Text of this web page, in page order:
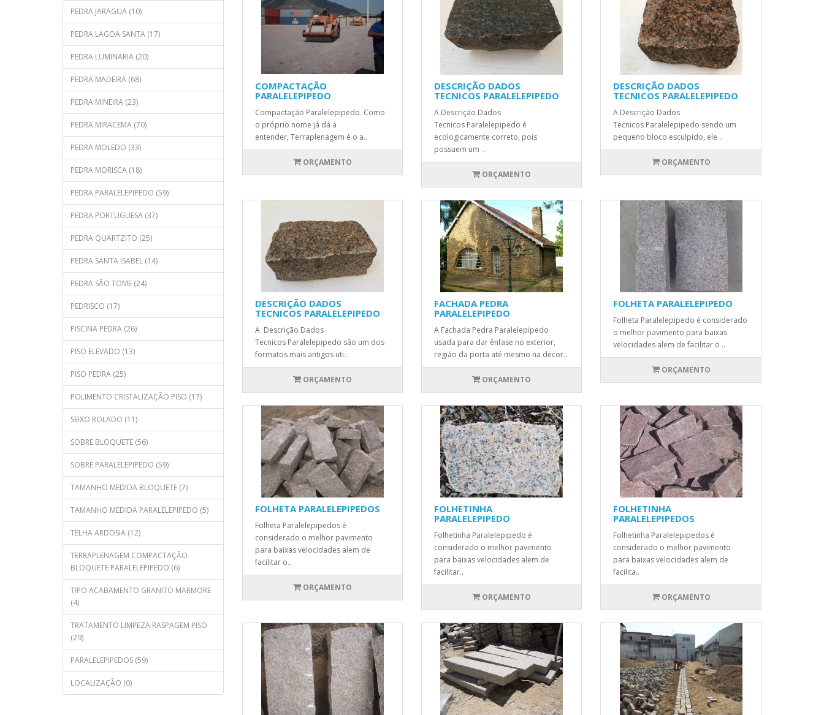
PEDRA JARAGUA (10)
PEDRA LAGOA SANTA (17)
PEDRA LUMINARIA (20)
PEDRA MADEIRA (68)
PEDRA MINEIRA (23)
PEDRA MIRACEMA (70)
PEDRA MOLEDO (33)
PEDRA MORISCA (18)
PEDRA PARALELEPIPEDO (59)
PEDRA PORTUGUESA (37)
PEDRA QUARTZITO (25)
PEDRA SANTA ISABEL (14)
PEDRA SÃO TOME (24)
PEDRISCO (17)
PISCINA PEDRA (26)
PISO ELEVADO (13)
PISO PEDRA (25)
POLIMENTO CRISTALIZAÇÃO PISO (17)
SEIXO ROLADO (11)
SOBRE BLOQUETE (56)
SOBRE PARALELEPIPEDO (59)
TAMANHO MEDIDA BLOQUETE (7)
TAMANHO MEDIDA PARALELEPIPEDO (5)
TELHA ARDOSIA (12)
TERRAPLENAGEM COMPACTAÇÃO
BLOQUETE PARALELEPIPEDO (6)
TIPO ACABAMENTO GRANITO MARMORE
(4)
TRATAMENTO LIMPEZA RASPAGEM PISO
(29)
PARALELEPIPEDOS (59)
LOCALIZAÇÃO (0)
COMPACTAÇÃO
PARALELEPIPEDO
Compactação Paralelepipedo. Como
o próprio nome já dá a
entender, Terraplenagem é o a..
ORÇAMENTO
DESCRIÇÃO DADOS
TECNICOS PARALELEPIPEDO
A Descrição Dados
Tecnicos Paralelepipedo é
ecologicamente correto, pois
possuem um ..
ORÇAMENTO
DESCRIÇÃO DADOS
TECNICOS PARALELEPIPEDO
A Descrição Dados
Tecnicos Paralelepipedo sendo um
pequeno bloco esculpido, ele ..
ORÇAMENTO
DESCRIÇÃO DADOS
TECNICOS PARALELEPIPEDO
A Descrição Dados
Tecnicos Paralelepipedo são um dos
formatos mais antigos uti..
ORÇAMENTO
FACHADA PEDRA
PARALELEPIPEDO
A Fachada Pedra Paralelepipedo
usada para dar ênfase no exterior,
região da porta até mesmo na decor..
ORÇAMENTO
FOLHETA PARALELEPIPEDO
Folheta Paralelepipedo é considerado
o melhor pavimento para baixas
velocidades alem de facilitar o ..
ORÇAMENTO
FOLHETA PARALELEPIPEDOS
Folheta Paralelepipedos é
considerado o melhor pavimento
para baixas velocidades alem de
facilitar o..
ORÇAMENTO
FOLHETINHA
PARALELEPIPEDO
Folhetinha Paralelepipedo é
considerado o melhor pavimento
para baixas velocidades alem de
facilitar..
ORÇAMENTO
FOLHETINHA
PARALELEPIPEDOS
Folhetinha Paralelepipedos é
considerado o melhor pavimento
para baixas velocidades alem de
facilita..
ORÇAMENTO